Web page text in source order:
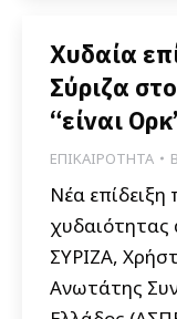
Χυδαία
Σύριζα
“είναι
ΕΠΙΚΑΙΡΟΤΗΤΑ
Νέα
χυδαιότητας
ΣΥΡΙΖΑ,
Ανωτάτης